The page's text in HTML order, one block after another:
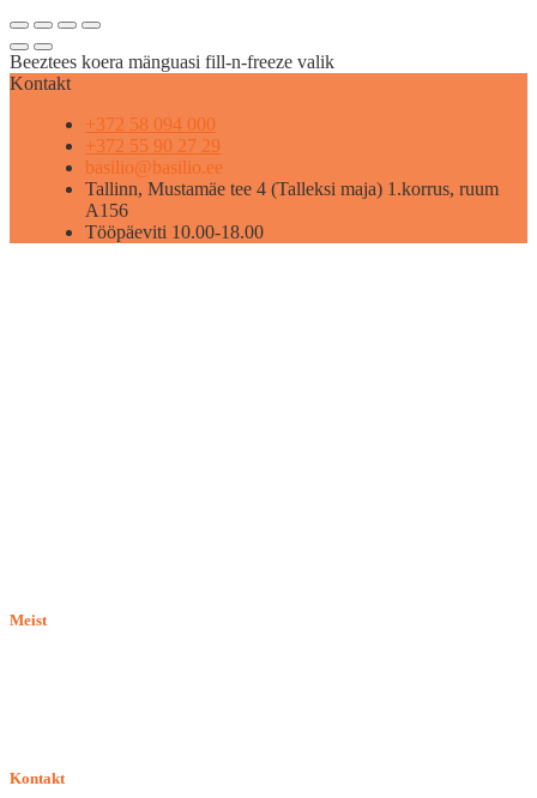
Beeztees koera mänguasi fill-n-freeze valik
Kontakt
+372 58 094 000
+372 55 90 27 29
basilio@basilio.ee
Tallinn, Mustamäe tee 4 (Talleksi maja) 1.korrus, ruum
A156
Tööpäeviti 10.00-18.00
Meist
Kontakt